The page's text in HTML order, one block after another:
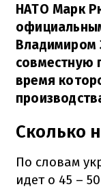
НАТО Марк
Владимиром
совместную
время
Сколько
По словам
идет о 45 –